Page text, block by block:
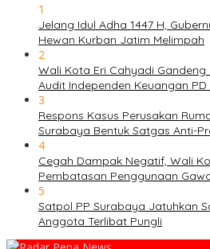
1
Jelang Idul Adha 1447 H,
Hewan Kurban Jatim Melimpah
2
Wali Kota Eri Cahyadi
Audit Independen Keuangan PD
3
Respons Kasus Perusakan
Surabaya Bentuk Satgas Anti-
4
Cegah Dampak Negatif, Wali
Pembatasan Penggunaan
5
Satpol PP Surabaya Jatuhkan
Anggota Terlibat Pungli